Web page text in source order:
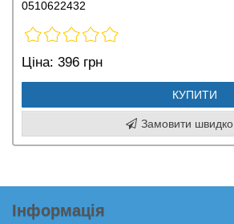
0510622432
Ціна: 396 грн
КУПИТИ
Замовити швидко
Інформація